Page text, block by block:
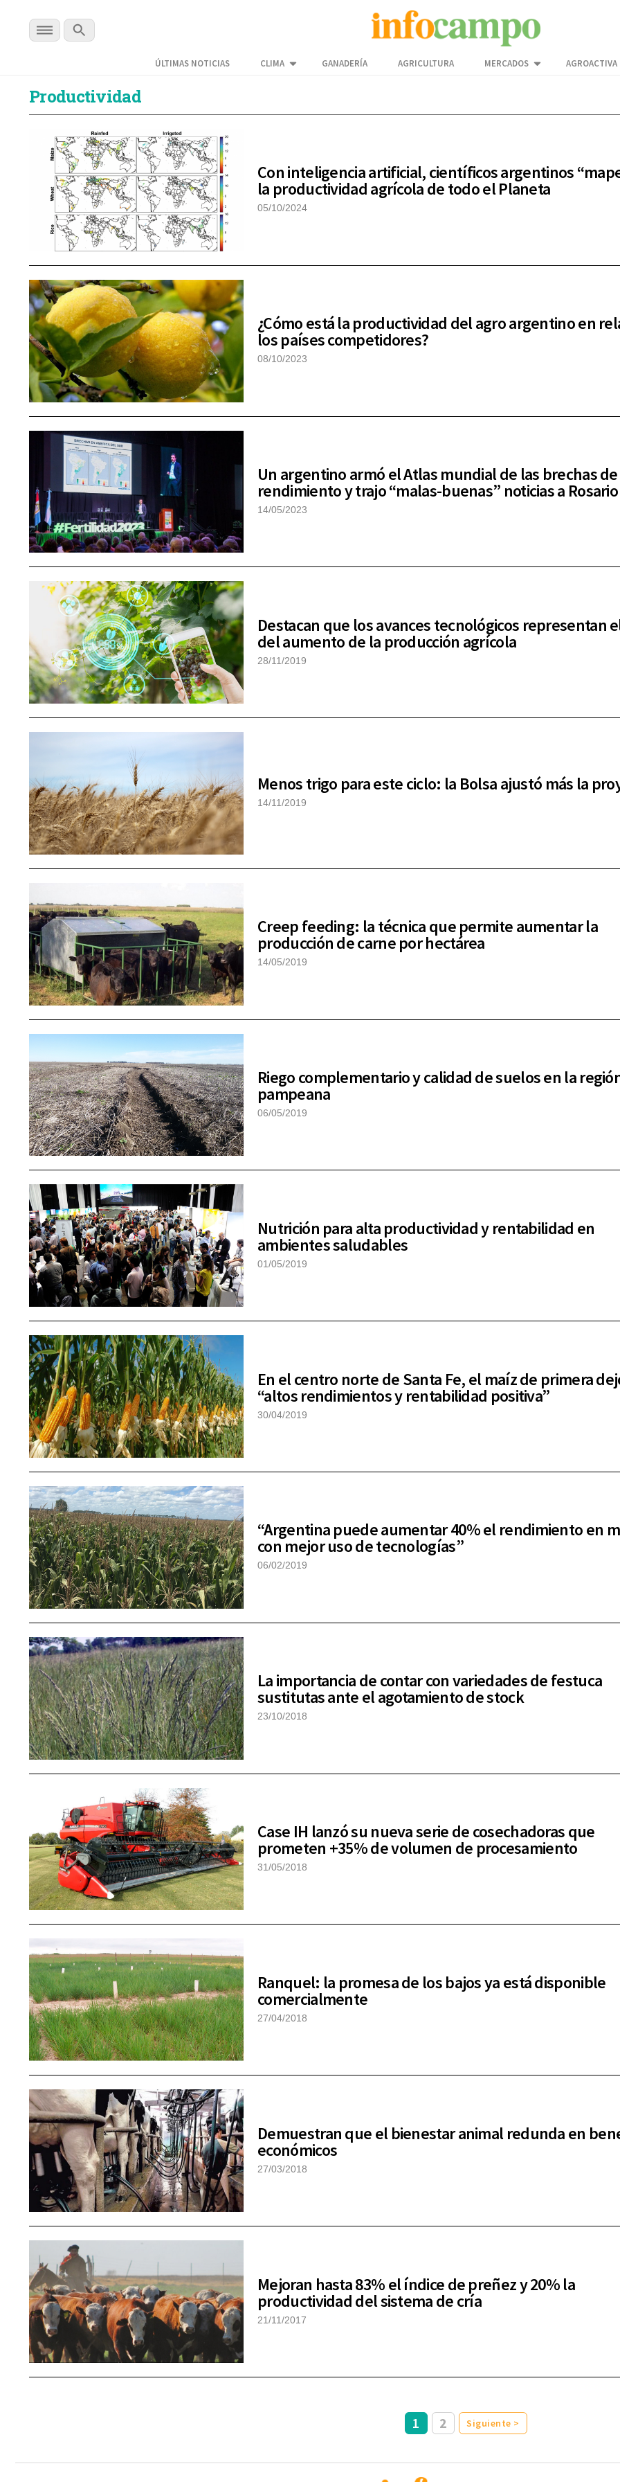
ÚLTIMAS NOTICIAS CLIMA GANADERÍA AGRICULTURA MERCADOS AGROACTIVA
Productividad
Con inteligencia artificial, científicos argentinos
la productividad agrícola de todo el Planeta
05/10/2024
¿Cómo está la productividad del agro argentino en
los países competidores?
08/10/2023
Un argentino armó el Atlas mundial de las brechas de
rendimiento y trajo “malas-buenas” noticias a Rosario
14/05/2023
Destacan que los avances tecnológicos representan
del aumento de la producción agrícola
28/11/2019
Menos trigo para este ciclo: la Bolsa ajustó más la
14/11/2019
Creep feeding: la técnica que permite aumentar la
producción de carne por hectárea
14/05/2019
Riego complementario y calidad de suelos en la
pampeana
06/05/2019
Nutrición para alta productividad y rentabilidad en
ambientes saludables
01/05/2019
En el centro norte de Santa Fe, el maíz de primera
“altos rendimientos y rentabilidad positiva”
30/04/2019
“Argentina puede aumentar 40% el rendimiento en
con mejor uso de tecnologías”
06/02/2019
La importancia de contar con variedades de festuca
sustitutas ante el agotamiento de stock
23/10/2018
Case IH lanzó su nueva serie de cosechadoras que
prometen +35% de volumen de procesamiento
31/05/2018
Ranquel: la promesa de los bajos ya está disponible
comercialmente
27/04/2018
Demuestran que el bienestar animal redunda en
económicos
27/03/2018
Mejoran hasta 83% el índice de preñez y 20% la
productividad del sistema de cría
21/11/2017
1 2 Siguiente >